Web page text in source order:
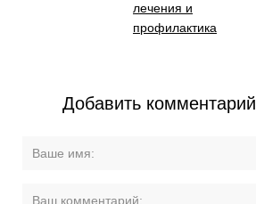
лечения и
профилактика
Добавить комментарий